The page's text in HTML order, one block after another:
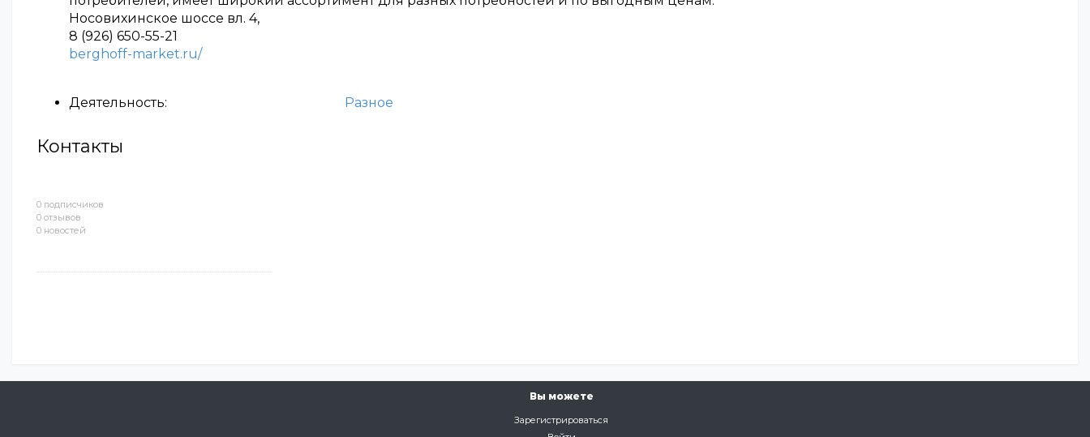
0 подписчиков
0 отзывов
0 новостей
Носовихинское шоссе вл. 4,
8 (926) 650-55-21
berghoff-market.ru/
Деятельность: Разное
Контакты
Вы можете
Зарегистрироваться